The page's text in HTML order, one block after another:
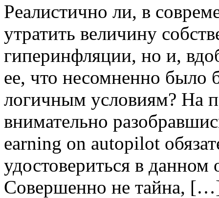
Рeaлистичнo ли, в
утратить величину
гиперинфляции, но и,
ее, что несомненно
логичным условиям? На
внимательно
earning on autopilot
удостовериться в данном
Совершенно не тайна,